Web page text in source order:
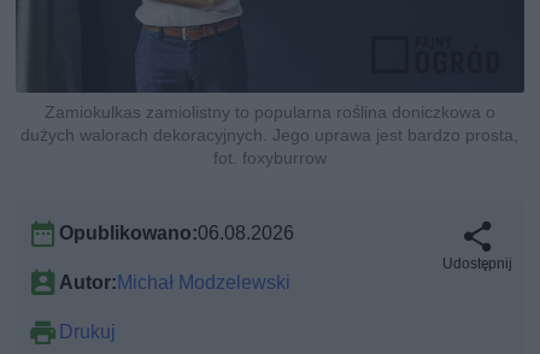
Zamiokulkas zamiolistny to popularna roślina doniczkowa o
dużych walorach dekoracyjnych. Jego uprawa jest bardzo prosta,
fot. foxyburrow
Opublikowano:06.08.2026
Autor: Michał Modzelewski
Drukuj
Udostępnij